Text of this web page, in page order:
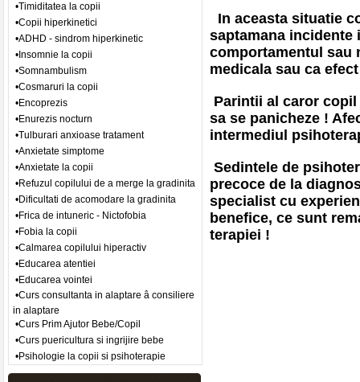
•Timiditatea la copii
•Copii hiperkinetici
•ADHD - sindrom hiperkinetic
•Insomnie la copii
•Somnambulism
•Cosmaruri la copii
•Encoprezis
•Enurezis nocturn
•Tulburari anxioase tratament
•Anxietate simptome
•Anxietate la copii
•Refuzul copilului de a merge la gradinita
•Dificultati de acomodare la gradinita
•Frica de intuneric - Nictofobia
•Fobia la copii
•Calmarea copilului hiperactiv
•Educarea atentiei
•Educarea vointei
•Curs consultanta in alaptare â consiliere
in alaptare
•Curs Prim Ajutor Bebe/Copil
•Curs puericultura si ingrijire bebe
•Psihologie la copii si psihoterapie
In aceasta situatie
saptamana incidente
comportamentul sau
medicala sau ca
Parintii al caror
sa se panicheze !
intermediul
Sedintele de
precoce de la
specialist cu
benefice, ce sunt
terapiei !